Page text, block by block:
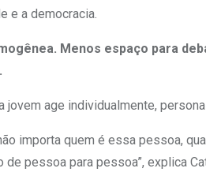
e a democracia.
Menos espaço para
age individualmente,
importa quem é essa pessoa,
pessoa para pessoa”, explica